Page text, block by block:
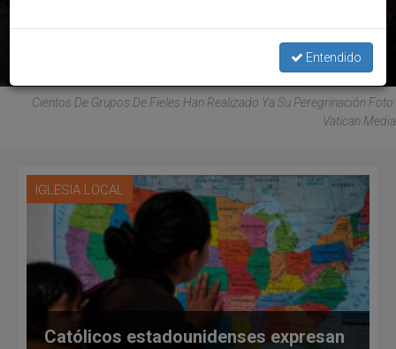
JAN 08, 2025 23:59
Cientos De Grupos De Fieles Han Realizado Ya Su Peregrinación Foto:
Vatican Media
IGLESIA LOCAL
Católicos estadounidenses expresan
Entendido